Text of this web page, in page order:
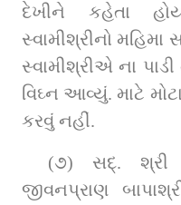
દેખીને કહેતા
સ્વામીશ્રીનો
સ્વામીશ્રીએ ના
વિઘ્ન આવ્યું. માટે
કરવું નહીં.
(૭) સદ્. શ્રી
જીવનપ્રાણ